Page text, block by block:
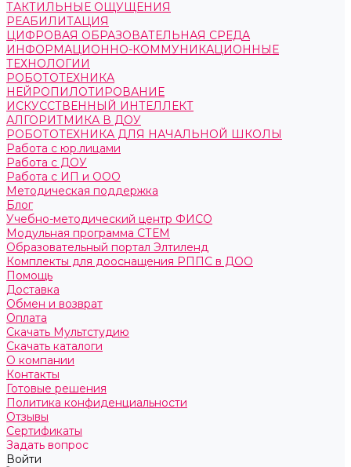
ТАКТИЛЬНЫЕ ОЩУЩЕНИЯ
РЕАБИЛИТАЦИЯ
ЦИФРОВАЯ ОБРАЗОВАТЕЛЬНАЯ СРЕДА
ИНФОРМАЦИОННО-КОММУНИКАЦИОННЫЕ
ТЕХНОЛОГИИ
РОБОТОТЕХНИКА
НЕЙРОПИЛОТИРОВАНИЕ
ИСКУССТВЕННЫЙ ИНТЕЛЛЕКТ
АЛГОРИТМИКА В ДОУ
РОБОТОТЕХНИКА ДЛЯ НАЧАЛЬНОЙ ШКОЛЫ
Работа с юр.лицами
Работа с ДОУ
Работа с ИП и ООО
Методическая поддержка
Блог
Учебно-методический центр ФИСО
Модульная программа СТЕМ
Образовательный портал Элтиленд
Комплекты для дооснащения РППС в ДОО
Помощь
Доставка
Обмен и возврат
Оплата
Скачать Мультстудию
Скачать каталоги
О компании
Контакты
Готовые решения
Политика конфиденциальности
Отзывы
Сертификаты
Задать вопрос
Войти